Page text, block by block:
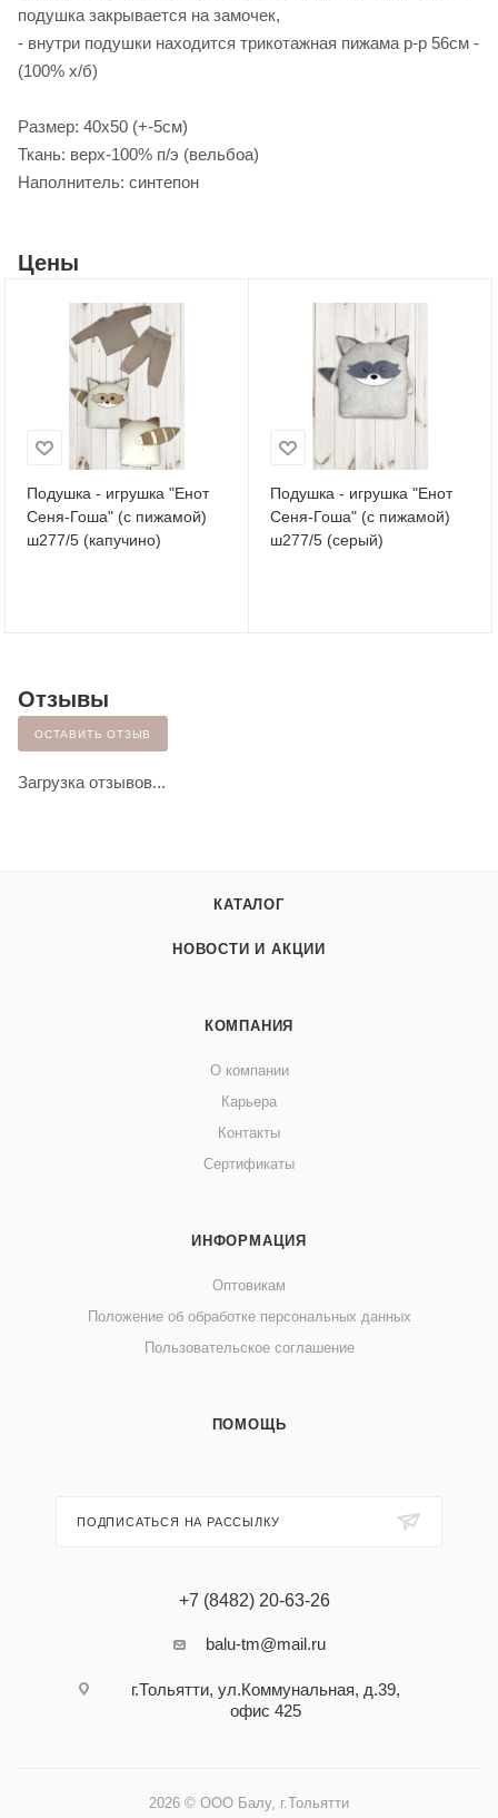
подушка закрывается на замочек,
- внутри подушки находится трикотажная пижама р-р 56см -
(100% х/б)
Размер: 40х50 (+-5см)
Ткань: верх-100% п/э (вельбоа)
Наполнитель: синтепон
Цены
Подушка - игрушка "Енот
Сеня-Гоша" (с пижамой)
ш277/5 (капучино)
Подушка - игрушка "Енот
Сеня-Гоша" (с пижамой)
ш277/5 (серый)
Отзывы
ОСТАВИТЬ ОТЗЫВ
Загрузка отзывов...
КАТАЛОГ
НОВОСТИ И АКЦИИ
КОМПАНИЯ
О компании
Карьера
Контакты
Сертификаты
ИНФОРМАЦИЯ
Оптовикам
Положение об обработке персональных данных
Пользовательское соглашение
ПОМОЩЬ
ПОДПИСАТЬСЯ НА РАССЫЛКУ
+7 (8482) 20-63-26
balu-tm@mail.ru
г.Тольятти, ул.Коммунальная, д.39,
офис 425
2026 © ООО Балу, г.Тольятти